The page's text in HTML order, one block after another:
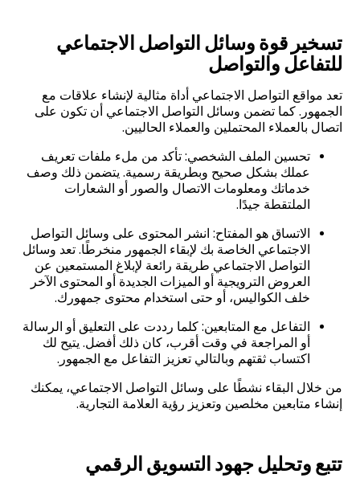
تسخير قوة وسائل التواصل الاجتماعي
للتفاعل والتواصل
تعد مواقع التواصل الاجتماعي أداة مثالية لإنشاء علاقات مع
الجمهور. كما تضمن وسائل التواصل الاجتماعي أن تكون على
اتصال بالعملاء المحتملين والعملاء الحاليين.
تحسين الملف الشخصي: تأكد من ملء ملفات تعريف
عملك بشكل صحيح وبطريقة رسمية. يتضمن ذلك وصف
خدماتك ومعلومات الاتصال والصور أو الشعارات
الملتقطة جيدًا.
الاتساق هو المفتاح: انشر المحتوى على وسائل التواصل
الاجتماعي الخاصة بك لإبقاء الجمهور منخرطًا. تعد وسائل
التواصل الاجتماعي طريقة رائعة لإبلاغ المستمعين عن
العروض الترويجية أو الميزات الجديدة أو المحتوى الآخر
خلف الكواليس، أو حتى استخدام محتوى جمهورك.
التفاعل مع المتابعين: كلما رددت على التعليق أو الرسالة
أو المراجعة في وقت أقرب، كان ذلك أفضل. يتيح لك
اكتساب ثقتهم وبالتالي تعزيز التفاعل مع الجمهور.
من خلال البقاء نشطًا على وسائل التواصل الاجتماعي، يمكنك
إنشاء متابعين مخلصين وتعزيز رؤية العلامة التجارية.
تتبع وتحليل جهود التسويق الرقمي